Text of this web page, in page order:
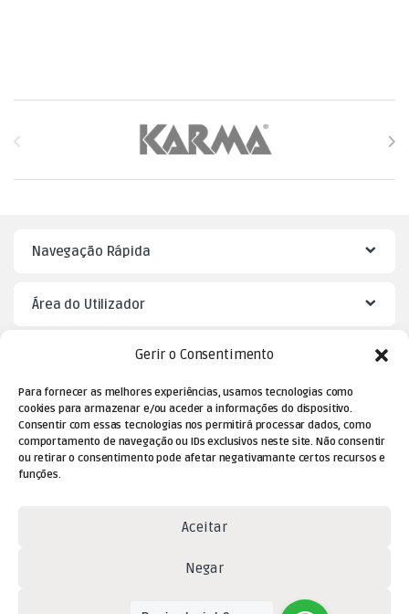
Gerir o Consentimento
Para fornecer as melhores experiências, usamos tecnologias como
cookies para armazenar e/ou aceder a informações do dispositivo.
Consentir com essas tecnologias nos permitirá processar dados, como
comportamento de navegação ou IDs exclusivos neste site. Não consentir
ou retirar o consentimento pode afetar negativamante certos recursos e
funções.
Aceitar
Negar
Ver preferências
Brands Carousel
Navegação Rápida
Área do Utilizador
Dúvidas? Contacte-nos!